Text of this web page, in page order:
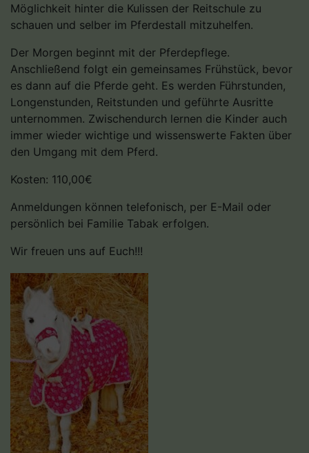
Möglichkeit hinter die Kulissen der Reitschule zu
schauen und selber im Pferdestall mitzuhelfen.
Der Morgen beginnt mit der Pferdepflege.
Anschließend folgt ein gemeinsames Frühstück, bevor
es dann auf die Pferde geht. Es werden Führstunden,
Longenstunden, Reitstunden und geführte Ausritte
unternommen. Zwischendurch lernen die Kinder auch
immer wieder wichtige und wissenswerte Fakten über
den Umgang mit dem Pferd.
Kosten: 110,00€
Anmeldungen können telefonisch, per E-Mail oder
persönlich bei Familie Tabak erfolgen.
Wir freuen uns auf Euch!!!